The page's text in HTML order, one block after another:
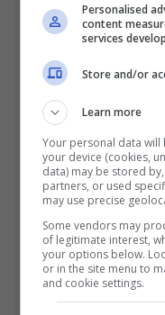
Marcelo (Getty
Personalised
content
services
Store and/or
Learn more
Your personal data
your device (cookies,
data) may be stored
partners, or used
may use precise
Some vendors may
of legitimate interest,
your options below.
or in the site menu to
and cookie settings.